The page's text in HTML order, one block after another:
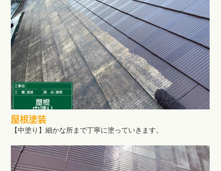
屋根塗装
【中塗り】細かな所まで丁寧に塗っていきます。